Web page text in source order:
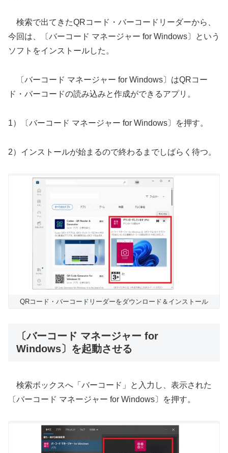
検索で出てきたQRコード・バーコードリーダーから、
今回は、〔バーコード マネージャー for Windows〕という
ソフトをインストールした。
〔バーコード マネージャー for Windows〕はQRコー
ド・バーコードの読み込みと作成ができるアプリ。
1）〔バーコード マネージャー for Windows〕を押す。
2）インストールが始まるので終わるまでしばらく待つ。
QRコード・バーコードリーダーをダウンロード＆インストール
〔バーコード マネージャー for
Windows〕を起動させる
検索ボックスへ「バーコード」と入力し、表示された
〔バーコード マネージャー for Windows〕を押す。